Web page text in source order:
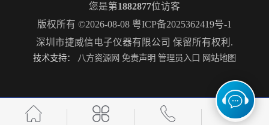
回收租赁KEYSIGHT N9322C基础频谱分析N9320B 吉时利Keithley2410 SMU源表Keithley2420
您是第1882877位访客
版权所有 ©2026-08-08 粤ICP备2025362419号-1
深圳市捷威信电子仪器有限公司 保留所有权利.
技术支持： 八方资源网 免责声明 管理员入口 网站地图